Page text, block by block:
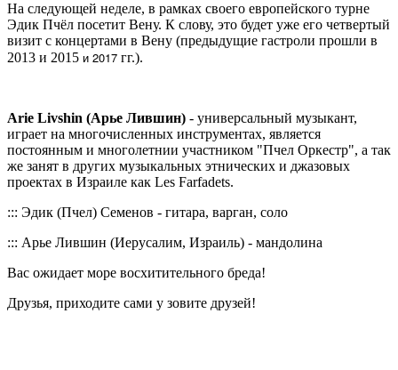
На следующей неделе, в рамках своего европейского турне
Эдик Пчёл посетит Вену. К слову, это будет уже его четвертый
визит с концертами в Вену (предыдущие гастроли прошли в
2013 и 2015 и 2017 гг.).
Arie Livshin (Арье Лившин) - универсальный музыкант,
играет на многочисленных инструментах, является
постоянным и многолетнии участником "Пчел Оркестр", а так
же занят в других музыкальных этнических и джазовых
проектах в Израиле как Les Farfadets.
::: Эдик (Пчел) Семенов - гитара, варган, соло
::: Арье Лившин (Иерусалим, Израиль) - мандолина
Вас ожидает море восхитительного бреда!
Друзья, приходите сами у зовите друзей!